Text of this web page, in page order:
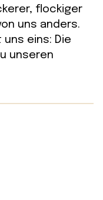
flockiger
uns anders.
eins: Die
unseren